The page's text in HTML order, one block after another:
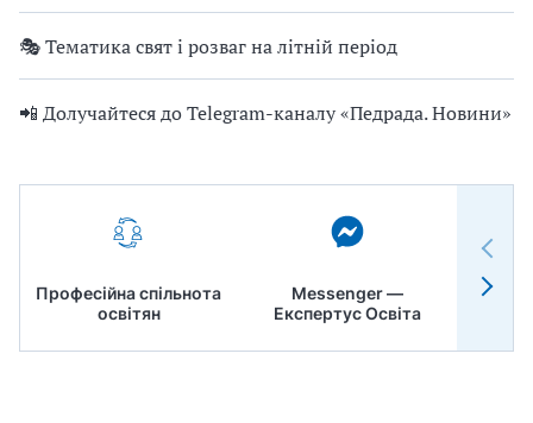
🎭 Тематика свят і розваг на літній період
📲 Долучайтеся до Telegram-каналу «Педрада. Новини»
Професійна спільнота
освітян
Messenger —
Експертус Освіта